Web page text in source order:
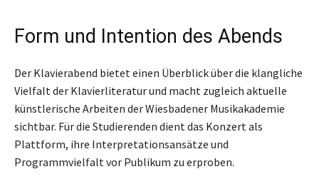
Form und Intention des Abends
Der Klavierabend bietet einen Überblick über die klangliche
Vielfalt der Klavierliteratur und macht zugleich aktuelle
künstlerische Arbeiten der Wiesbadener Musikakademie
sichtbar. Für die Studierenden dient das Konzert als
Plattform, ihre Interpretationsansätze und
Programmvielfalt vor Publikum zu erproben.